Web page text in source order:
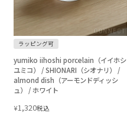
ラッピング可
yumiko iihoshi porcelain（イイホシ
ユミコ） / SHIONARI（シオナリ） /
almond dish（アーモンドディッシ
ュ） / ホワイト
¥1,320税込